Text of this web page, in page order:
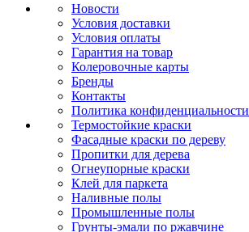
Новости
Условия доставки
Условия оплаты
Гарантия на товар
Колеровочные карты
Бренды
Контакты
Политика конфиденциальности
Термостойкие краски
Фасадные краски по дереву
Пропитки для дерева
Огнеупорные краски
Клей для паркета
Наливные полы
Промышленные полы
Грунты-эмали по ржавчине